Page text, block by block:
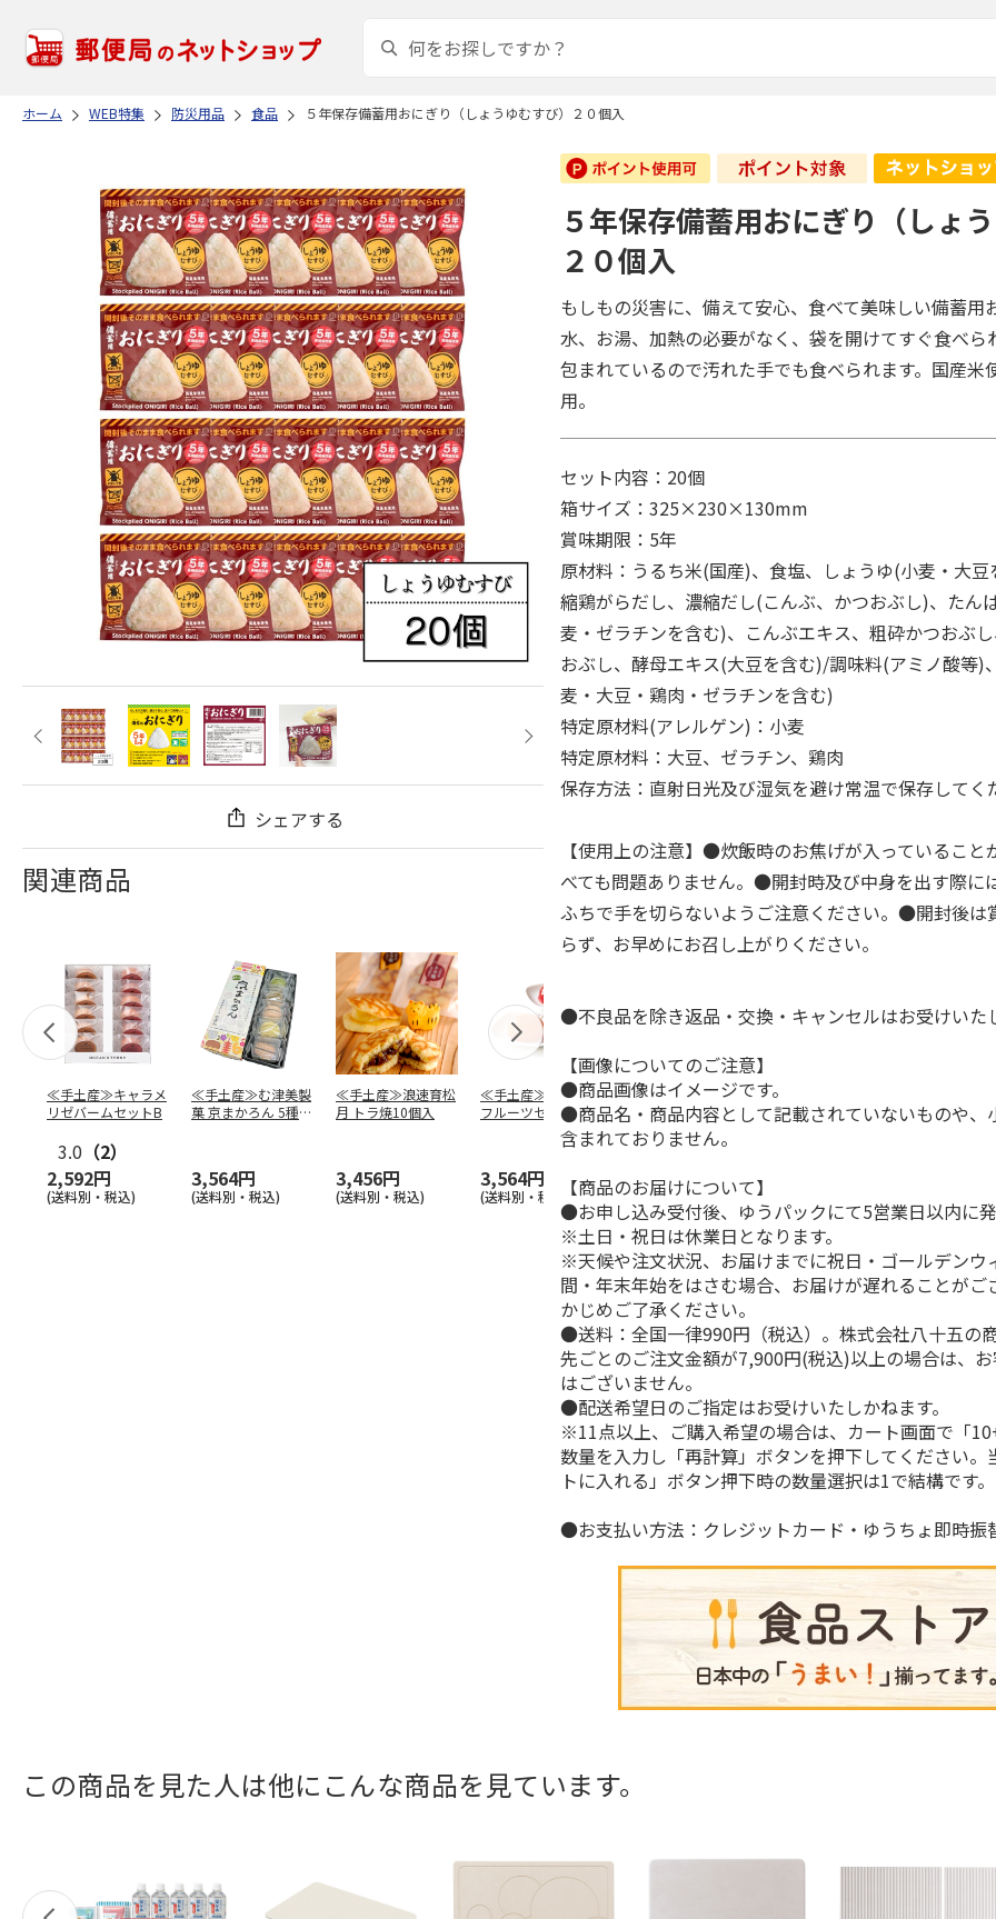
ホーム WEB特集 防災用品 食品 ５年保存備蓄用おにぎり（しょうゆむすび）２０個入
シェアする
関連商品
≪手土産≫キャラメ
リゼバームセットB
3.0 （2）
2,592円
(送料別・税込)
≪手土産≫む津美製
菓 京まかろん 5種あ
3,564円
(送料別・税込)
≪手土産≫浪速育松
月 トラ焼10個入
3,456円
(送料別・税込)
≪手土産≫Premium
フルーツゼリーセッ
3,564円
(送料別・税込)
≪手土産≫志満秀
クアトロえびチーズ
１６袋入
2,160円
(送料別・税込)
≪手土産≫北海道ミ
ルクバームクーヘン
治抹茶・ほ
５年保存備蓄用おにぎり（しょ
２０個入
もしもの災害に、備えて安心、食べて美味しい備蓄用
水、お湯、加熱の必要がなく、袋を開けてすぐ食べら
包まれているので汚れた手でも食べられます。国産米
用。
セット内容：20個
箱サイズ：325×230×130mm
賞味期限：5年
原材料：うるち米(国産)、食塩、しょうゆ(小麦・大
縮鶏がらだし、濃縮だし(こんぶ、かつおぶし)、たん
麦・ゼラチンを含む)、こんぶエキス、粗砕かつおぶ
おぶし、酵母エキス(大豆を含む)/調味料(アミノ酸等)
麦・大豆・鶏肉・ゼラチンを含む)
特定原材料(アレルゲン)：小麦
特定原材料：大豆、ゼラチン、鶏肉
保存方法：直射日光及び湿気を避け常温で保存してく
【使用上の注意】●炊飯時のお焦げが入っていること
べても問題ありません。●開封時及び中身を出す際に
ふちで手を切らないようご注意ください。●開封後は
らず、お早めにお召し上がりください。
●不良品を除き返品・交換・キャンセルはお受けいた
【画像についてのご注意】
●商品画像はイメージです。
●商品名・商品内容として記載されていないものや、
含まれておりません。
【商品のお届けについて】
●お申し込み受付後、ゆうパックにて5営業日以内に
※土日・祝日は休業日となります。
※天候や注文状況、お届けまでに祝日・ゴールデンウ
間・年末年始をはさむ場合、お届けが遅れることがご
かじめご了承ください。
●送料：全国一律990円（税込）。株式会社八十五の
先ごとのご注文金額が7,900円(税込)以上の場合は、
はございません。
●配送希望日のご指定はお受けいたしかねます。
※11点以上、ご購入希望の場合は、カート画面で「
数量を入力し「再計算」ボタンを押下してください。
トに入れる」ボタン押下時の数量選択は1で結構です。
●お支払い方法：クレジットカード・ゆうちょ即時振
この商品を見た人は他にこんな商品を見ています。